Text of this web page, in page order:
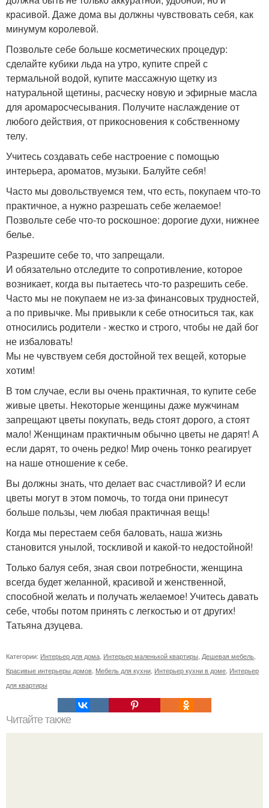
красивой. Даже дома вы должны чувствовать себя, как
минумум королевой.
Позвольте себе больше косметических процедур:
сделайте кубики льда на утро, купите спрей с
термальной водой, купите массажную щетку из
натуральной щетины, расческу новую и эфирные масла
для аромаросчесывания. Получите наслаждение от
любого действия, от прикосновения к собственному
телу.
Учитесь создавать себе настроение с помощью
интерьера, ароматов, музыки. Балуйте себя!
Часто мы довольствуемся тем, что есть, покупаем что-то
практичное, а нужно разрешать себе желаемое!
Позвольте себе что-то роскошное: дорогие духи, нижнее
белье.
Разрешите себе то, что запрещали.
И обязательно отследите то сопротивление, которое
возникает, когда вы пытаетесь что-то разрешить себе.
Часто мы не покупаем не из-за финансовых трудностей,
а по привычке. Мы привыкли к себе относиться так, как
относились родители - жестко и строго, чтобы не дай бог
не избаловать!
Мы не чувствуем себя достойной тех вещей, которые
хотим!
В том случае, если вы очень практичная, то купите себе
живые цветы. Некоторые женщины даже мужчинам
запрещают цветы покупать, ведь стоят дорого, а стоят
мало! Женщинам практичным обычно цветы не дарят! А
если дарят, то очень редко! Мир очень тонко реагирует
на наше отношение к себе.
Вы должны знать, что делает вас счастливой? И если
цветы могут в этом помочь, то тогда они принесут
больше пользы, чем любая практичная вещь!
Когда мы перестаем себя баловать, наша жизнь
становится унылой, тоскливой и какой-то недостойной!
Только балуя себя, зная свои потребности, женщина
всегда будет желанной, красивой и женственной,
способной желать и получать желаемое! Учитесь давать
себе, чтобы потом принять с легкостью и от других!
Татьяна дзуцева.
Категории: Интерьер для дома, Интерьер маленькой квартиры, Дешевая мебель,
Красивые интерьеры домов, Мебель для кухни, Интерьер кухни в доме, Интерьер
для квартиры
Читайте также